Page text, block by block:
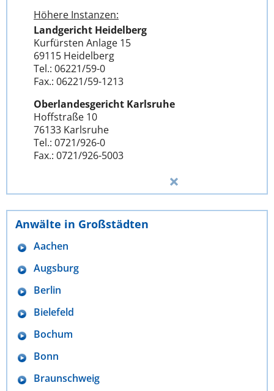
Höhere Instanzen:
Landgericht Heidelberg
Kurfürsten Anlage 15
69115 Heidelberg
Tel.: 06221/59-0
Fax.: 06221/59-1213
Oberlandesgericht Karlsruhe
Hoffstraße 10
76133 Karlsruhe
Tel.: 0721/926-0
Fax.: 0721/926-5003
Anwälte in Großstädten
Aachen
Augsburg
Berlin
Bielefeld
Bochum
Bonn
Braunschweig